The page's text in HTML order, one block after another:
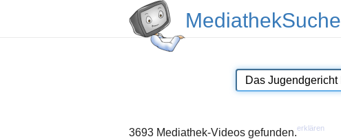
MediathekSuche
3693 Mediathek-Videos gefunden.erklären